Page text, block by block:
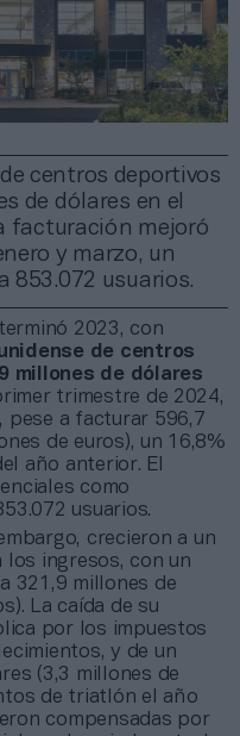
centros deportivos
de dólares en el
facturación mejoró
y marzo, un
853.072 usuarios.
2023, con
de centros
millones de dólares
trimestre de 2024,
pese a facturar 596,7
de euros), un 16,8%
año anterior. El
como
usuarios.
crecieron a un
los ingresos, con un
321,9 millones de
La caída de su
por los impuestos
y de un
(3,3 millones de
de triatlón el año
compensadas por